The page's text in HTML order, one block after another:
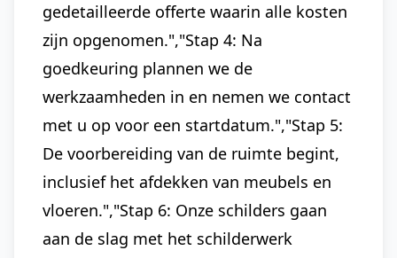
gedetailleerde offerte waarin alle kosten
zijn opgenomen.","Stap 4: Na
goedkeuring plannen we de
werkzaamheden in en nemen we contact
met u op voor een startdatum.","Stap 5:
De voorbereiding van de ruimte begint,
inclusief het afdekken van meubels en
vloeren.","Stap 6: Onze schilders gaan
aan de slag met het schilderwerk